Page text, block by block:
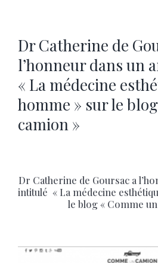
Dr Catherine de
l’honneur dans un
« La médecine
homme » sur le
camion »
Dr Catherine de Goursac a
intitulé « La médecine
le blog « Comme